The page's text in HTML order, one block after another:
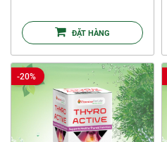
ĐẶT HÀNG
-20%